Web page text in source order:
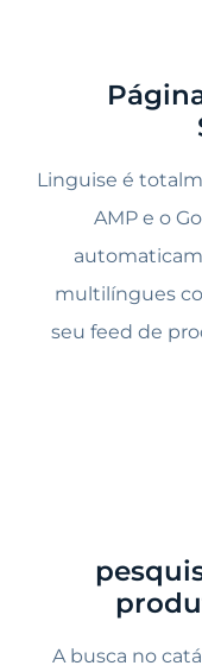
Linguise é
AMP e o
multilíngues
seu feed de
A busca no